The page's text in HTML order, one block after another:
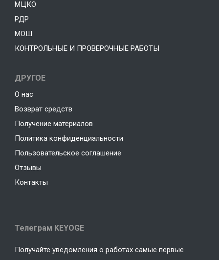
МЦКО
РДР
МОШ
КОНТРОЛЬНЫЕ И ПРОВЕРОЧНЫЕ РАБОТЫ
ДРУГОЕ
О нас
Возврат средств
Получение материалов
Политика конфиденциальности
Пользовательское соглашение
Отзывы
Контакты
Телеграм KEYOGE
Получайте уведомления о работах самые первые